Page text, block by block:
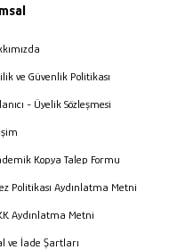
ve Güvenlik Politikası
- Üyelik Sözleşmesi
Kopya Talep Formu
Politikası Aydınlatma Metni
Aydınlatma Metni
ve İade Şartları